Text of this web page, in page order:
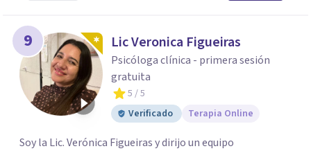
9 Lic Veronica Figueiras
Psicóloga clínica - primera sesión
gratuita
5 / 5
Verificado
Terapia Online
Soy la Lic. Verónica Figueiras y dirijo un equipo